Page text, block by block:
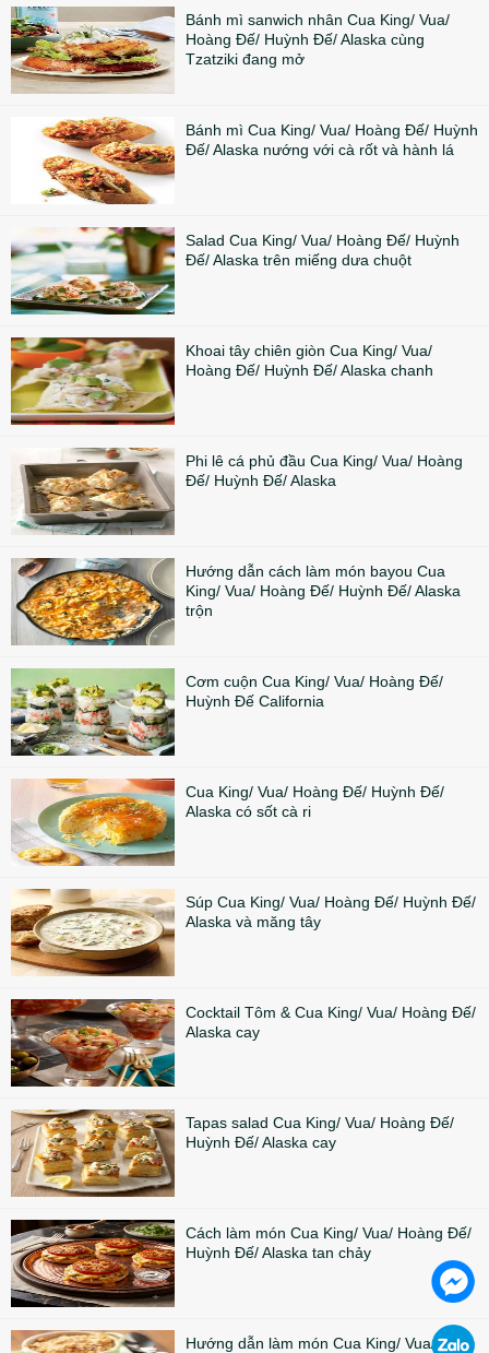
Bánh mì sanwich nhân Cua King/ Vua/
Hoàng Đế/ Huỳnh Đế/ Alaska cùng
Tzatziki đang mở
Bánh mì Cua King/ Vua/ Hoàng Đế/ Huỳnh
Đế/ Alaska nướng với cà rốt và hành lá
Salad Cua King/ Vua/ Hoàng Đế/ Huỳnh
Đế/ Alaska trên miếng dưa chuột
Khoai tây chiên giòn Cua King/ Vua/
Hoàng Đế/ Huỳnh Đế/ Alaska chanh
Phi lê cá phủ đầu Cua King/ Vua/ Hoàng
Đế/ Huỳnh Đế/ Alaska
Hướng dẫn cách làm món bayou Cua
King/ Vua/ Hoàng Đế/ Huỳnh Đế/ Alaska
trộn
Cơm cuộn Cua King/ Vua/ Hoàng Đế/
Huỳnh Đế California
Cua King/ Vua/ Hoàng Đế/ Huỳnh Đế/
Alaska có sốt cà ri
Súp Cua King/ Vua/ Hoàng Đế/ Huỳnh Đế/
Alaska và măng tây
Cocktail Tôm & Cua King/ Vua/ Hoàng Đế/
Alaska cay
Tapas salad Cua King/ Vua/ Hoàng Đế/
Huỳnh Đế/ Alaska cay
Cách làm món Cua King/ Vua/ Hoàng Đế/
Huỳnh Đế/ Alaska tan chảy
Hướng dẫn làm món Cua King/ Vua/